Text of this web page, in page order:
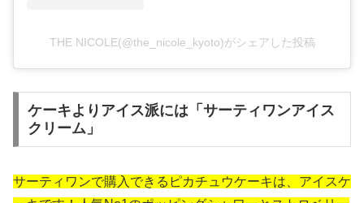
THE NICOLE(@the_nicole_kyoto)がシェアした投稿
ケーキよりアイス派には「サーティワンアイス
クリーム」
サーティワンで購入できるピカチュウケーキは、アイスケ